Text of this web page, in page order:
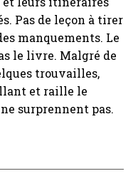
Pas de leçon à tirer
manquements. Le
le livre. Malgré de
trouvailles,
et raille le
surprennent pas.